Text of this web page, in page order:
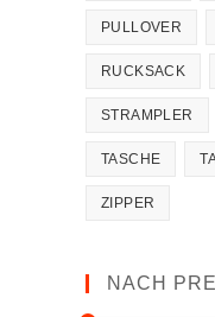
PULLOVER
RUCKSACK
STRAMPLER
TASCHE
ZIPPER
NACH